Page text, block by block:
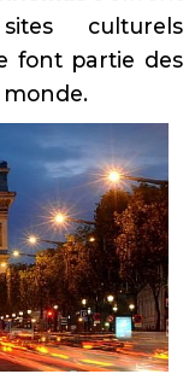
culturels
font partie des